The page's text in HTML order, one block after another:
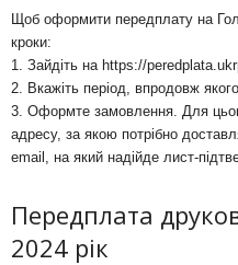
Щоб оформити передплату на
кроки:
1. Зайдіть на https://
2. Вкажіть період, впродовж
3. Оформте замовлення. Для
адресу, за якою потрібно
email, на який надійде лист-
Передплата
2024 рік